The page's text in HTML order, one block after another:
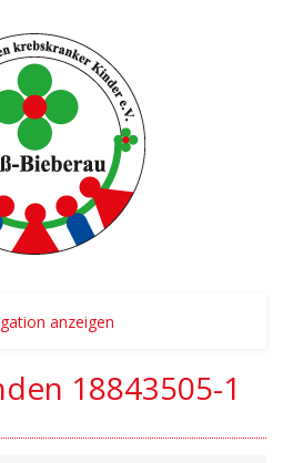
anzeigen
18843505-1